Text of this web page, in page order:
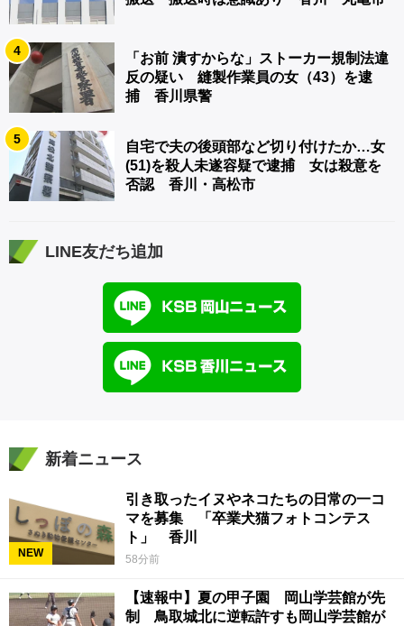
4
「お前 潰すからな」ストーカー規制法違
反の疑い 縫製作業員の女（43）を逮
捕 香川県警
5
自宅で夫の後頭部など切り付けたか…女
(51)を殺人未遂容疑で逮捕 女は殺意を
否認 香川・高松市
LINE友だち追加
新着ニュース
NEW
引き取ったイヌやネコたちの日常の一コ
マを募集 「卒業犬猫フォトコンテス
ト」 香川
58分前
【速報中】夏の甲子園 岡山学芸館が先
制 鳥取城北に逆転許すも岡山学芸館が